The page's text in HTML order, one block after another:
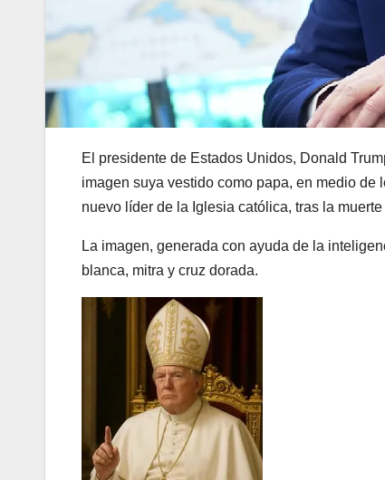
El presidente de Estados Unidos, Donald
imagen suya vestido como papa, en medio
nuevo líder de la Iglesia católica, tras la
La imagen, generada con ayuda de la
blanca, mitra y cruz dorada.